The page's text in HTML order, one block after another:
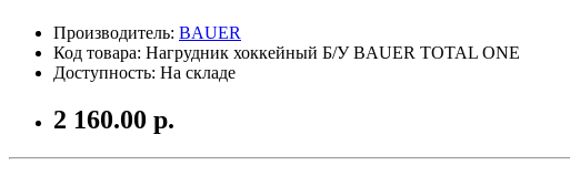
Производитель: BAUER
Код товара: Нагрудник хоккейный Б/У BAUER TOTAL ONE
Доступность: На складе
2 160.00 р.